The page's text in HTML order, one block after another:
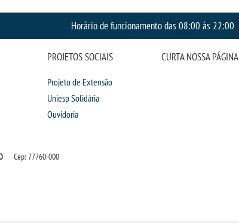
Horário de funcionamento das 08:00 às 22:00
PROJETOS SOCIAIS
Projeto de Extensão
Uniesp Solidária
Ouvidoria
Cep: 77760-000
CURTA NOSSA PÁGINA